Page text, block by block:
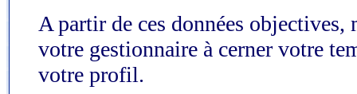
A partir de ces données objectives,
votre gestionnaire à cerner votre
votre profil.